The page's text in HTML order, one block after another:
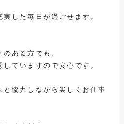
した毎日が過ごせます。
ある方でも、
ていますので安心です。
と協力しながら楽しくお仕事